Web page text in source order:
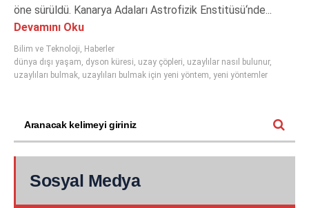
öne sürüldü. Kanarya Adaları Astrofizik Enstitüsü‘nde...
Devamını Oku
Bilim ve Teknoloji, Haberler
dünya dışı yaşam, dyson küresi, uzay çöpleri, uzaylılar nasıl bulunur,
uzaylıları bulmak, uzaylıları bulmak için yeni yöntem, yeni yöntemler
Sosyal Medya